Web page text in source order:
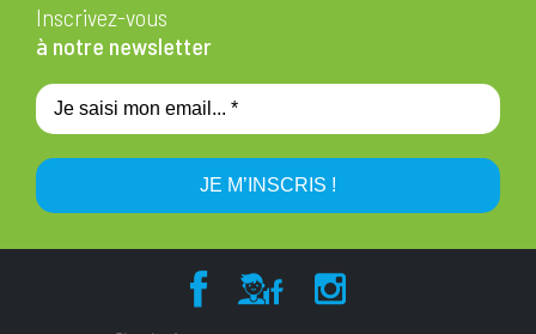
Inscrivez-vous
à notre newsletter